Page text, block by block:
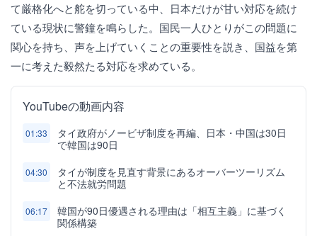
て厳格化へと舵を切っている中、日本だけが甘い対応を続け
ている現状に警鐘を鳴らした。国民一人ひとりがこの問題に
関心を持ち、声を上げていくことの重要性を説き、国益を第
一に考えた毅然たる対応を求めている。
YouTubeの動画内容
01:33
タイ政府がノービザ制度を再編、日本・中国は30日
で韓国は90日
04:30
タイが制度を見直す背景にあるオーバーツーリズム
と不法就労問題
06:17
韓国が90日優遇される理由は「相互主義」に基づく
関係構築